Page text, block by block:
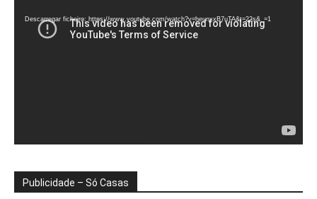
vídeo
Descarregar ficheiro: https://www.youtube.com/watch?v=heunxxB7uTA&t=22s&_=1
Publicidade – Só Casas